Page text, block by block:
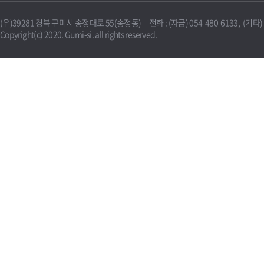
(우)39281 경북 구미시 송정대로 55(송정동) 전화 : (자금) 054-480-6133, (기타
Copyright(c) 2020. Gumi-si. all rights reserved.